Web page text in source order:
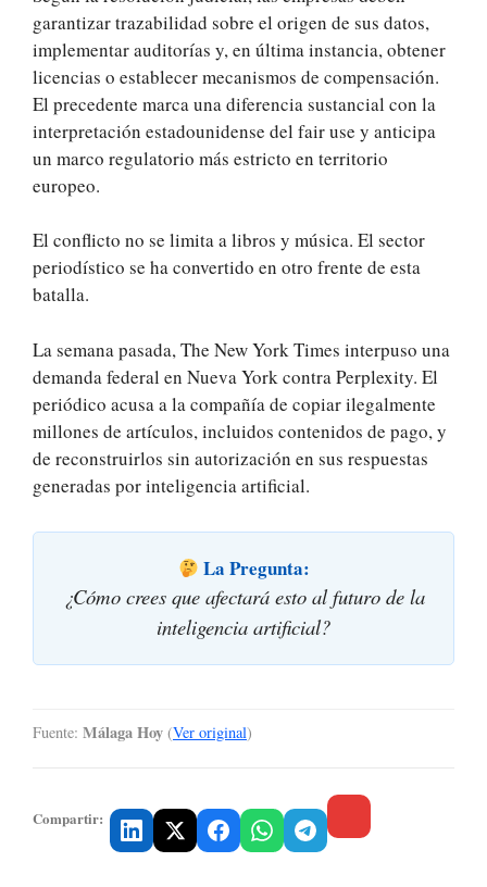
garantizar trazabilidad sobre el origen de sus datos,
implementar auditorías y, en última instancia, obtener
licencias o establecer mecanismos de compensación.
El precedente marca una diferencia sustancial con la
interpretación estadounidense del fair use y anticipa
un marco regulatorio más estricto en territorio
europeo.
El conflicto no se limita a libros y música. El sector
periodístico se ha convertido en otro frente de esta
batalla.
La semana pasada, The New York Times interpuso una
demanda federal en Nueva York contra Perplexity. El
periódico acusa a la compañía de copiar ilegalmente
millones de artículos, incluidos contenidos de pago, y
de reconstruirlos sin autorización en sus respuestas
generadas por inteligencia artificial.
La Pregunta:
¿Cómo crees que afectará esto al futuro de la
inteligencia artificial?
Fuente: Málaga Hoy (Ver original)
Compartir: